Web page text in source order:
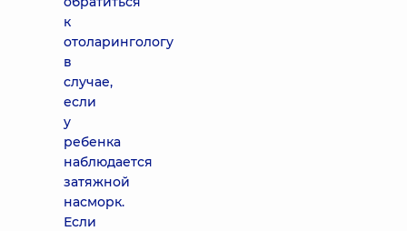
к
отоларингологу
в
случае,
если
у
ребенка
наблюдается
затяжной
насморк.
Если